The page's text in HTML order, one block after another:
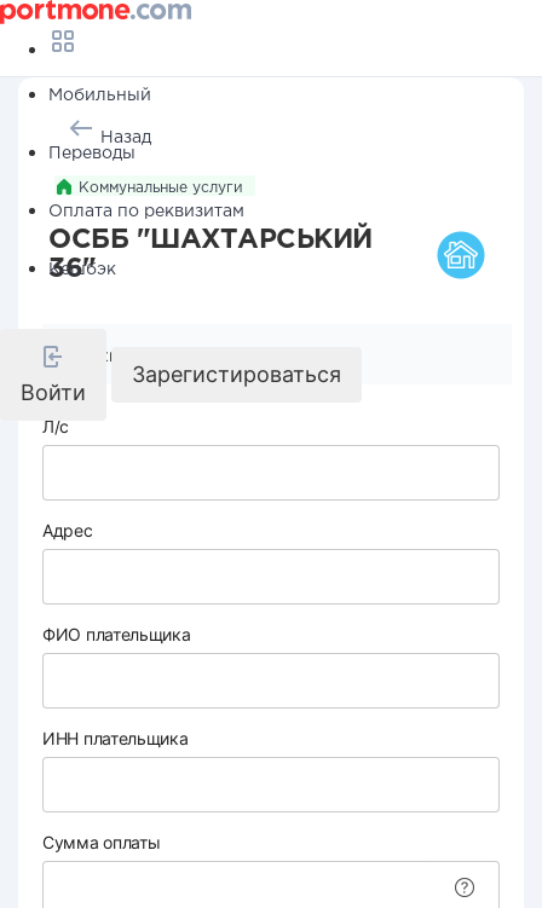
Мобильный
Переводы
Оплата по реквизитам
Кешбэк
Войти
Зарегистироваться
Назад
Коммунальные услуги
ОСББ "ШАХТАРСЬКИЙ
36"
Реквизиты компании
Л/с
Адрес
ФИО плательщика
ИНН плательщика
Сумма оплаты